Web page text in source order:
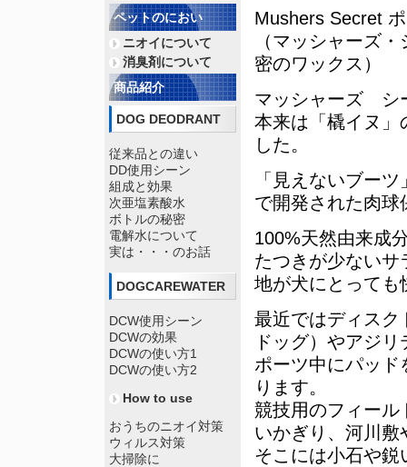
Mushers Secret
（マッシャーズ
密のワックス）
マッシャーズ シ
本来は「橇イヌ」
した。
「見えないブー
で開発された肉球
100%天然由来成
たつきが少ないサ
地が犬にとっても
最近ではディスク
ドッグ）やアジ
ポーツ中にパッド
ります。
競技用のフィール
いかぎり、河川
そこには小石や
ペットのにおい
ニオイについて
消臭剤について
商品紹介
DOG DEODRANT
従来品との違い
DD使用シーン
組成と効果
次亜塩素酸水
ボトルの秘密
電解水について
実は・・・のお話
DOGCAREWATER
DCW使用シーン
DCWの効果
DCWの使い方1
DCWの使い方2
How to use
おうちのニオイ対策
ウィルス対策
大掃除に